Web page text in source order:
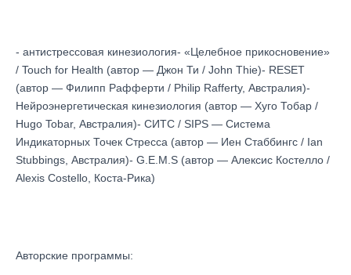
- антистрессовая кинезиология- «Целебное прикосновение»
/ Touch for Health (автор — Джон Ти / John Thie)- RESET
(автор — Филипп Рафферти / Philip Rafferty, Австралия)-
Нейроэнергетическая кинезиология (автор — Хуго Тобар /
Hugo Tobar, Австралия)- СИТС / SIPS — Система
Индикаторных Точек Стресса (автор — Иен Стаббингс / Ian
Stubbings, Австралия)- G.E.M.S (автор — Алексис Костелло /
Alexis Costello, Коста-Рика)
Авторские программы: